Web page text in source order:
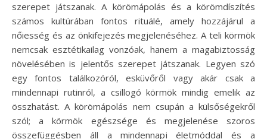
szerepet játszanak. A körömápolás és a körömdíszítés
számos kultúrában fontos rituálé, amely hozzájárul a
nőiesség és az önkifejezés megjelenéséhez. A teli körmök
nemcsak esztétikailag vonzóak, hanem a magabiztosság
növelésében is jelentős szerepet játszanak. Legyen szó
egy fontos találkozóról, esküvőről vagy akár csak a
mindennapi rutinról, a csillogó körmök mindig emelik az
összhatást. A körömápolás nem csupán a külsőségekről
szól; a körmök egészsége és megjelenése szoros
összefüggésben áll a mindennapi életmóddal és a